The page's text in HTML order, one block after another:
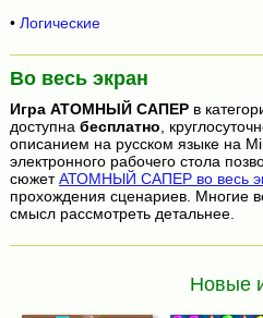
• Логические
Во весь экран
Игра АТОМНЫЙ САПЕРв
доступна бесплатно ,
описанием на русском языке на
электронного рабочего стола
сюжетАТОМНЫЙ САПЕР во весь
прохождения сценариев. Многие
смысл рассмотреть детальнее.
Новые